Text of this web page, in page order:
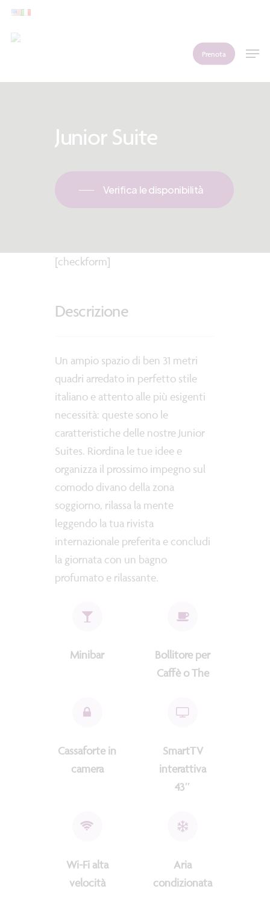
Skip
main
Prenota
Menu
JuniorSuite
Verifica le disponibilità
[checkform]
Descrizione
Un ampio spazio di ben 31 metri
quadri arredato in perfetto stile
italiano e attento alle più esigenti
necessità: queste sono le
caratteristiche delle nostre Junior
Suites. Riordina le tue idee e
organizza il prossimo impegno sul
comodo divano della zona
soggiorno, rilassa la mente
leggendo la tua rivista
internazionale preferita e concludi
la giornata con un bagno
profumato e rilassante.
Minibar
Bollitore per
Caffè o The
Cassaforte in
camera
SmartTV
interattiva
43″
Wi-Fi alta
velocità
Aria
condizionata